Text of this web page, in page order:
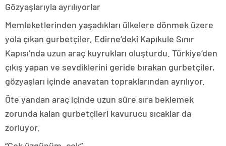
Gözyaşlarıyla ayrılıyorlar
Memleketlerinden yaşadıkları ülkelere dönmek üzere
yola çıkan gurbetçiler, Edirne’deki Kapıkule Sınır
Kapısı’nda uzun araç kuyrukları oluşturdu. Türkiye’den
çıkış yapan ve sevdiklerini geride bırakan gurbetçiler,
gözyaşları içinde anavatan topraklarından ayrılıyor.
Öte yandan araç içinde uzun süre sıra beklemek
zorunda kalan gurbetçileri kavurucu sıcaklar da
zorluyor.